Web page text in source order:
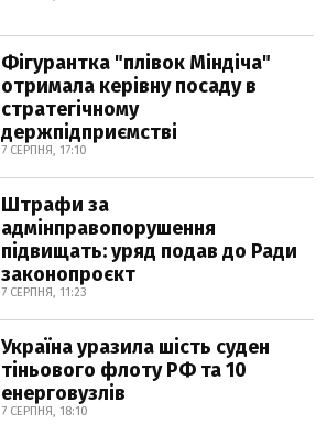
Фігурантка "плівок Міндіча"
отримала керівну посаду в
стратегічному
держпідприємстві
7 СЕРПНЯ, 17:10
Штрафи за
адмінправопорушення
підвищать: уряд подав до Ради
законопроєкт
7 СЕРПНЯ, 11:23
Україна уразила шість суден
тіньового флоту РФ та 10
енерговузлів
7 СЕРПНЯ, 18:10